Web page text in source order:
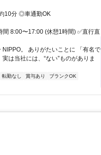
10分 ◎車通勤OK
8:00〜17:00 (休憩1時間) ✅直行直
。 ありがたいことに 「有名で
は当社には、“ない”ものがありま
転勤なし 賞与あり
ブランクOK